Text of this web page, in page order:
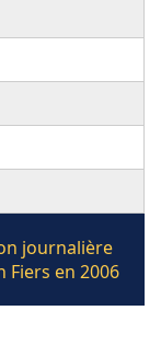
journalière
Fiers en 2006